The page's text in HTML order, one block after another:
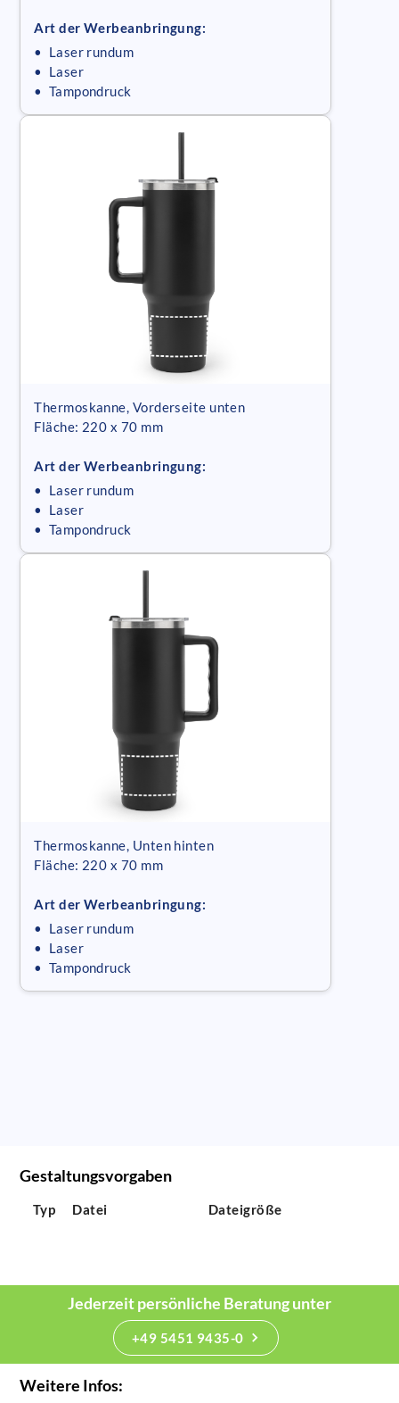
Art der Werbeanbringung:
• Laser rundum
• Laser
• Tampondruck
Thermoskanne, Vorderseite unten
Fläche: 220 x 70 mm
Art der Werbeanbringung:
• Laser rundum
• Laser
• Tampondruck
Thermoskanne, Unten hinten
Fläche: 220 x 70 mm
Art der Werbeanbringung:
• Laser rundum
• Laser
• Tampondruck
Gestaltungsvorgaben
Typ Datei Dateigröße
Jederzeit persönliche Beratung unter
+49 5451 9435-0
Weitere Infos: